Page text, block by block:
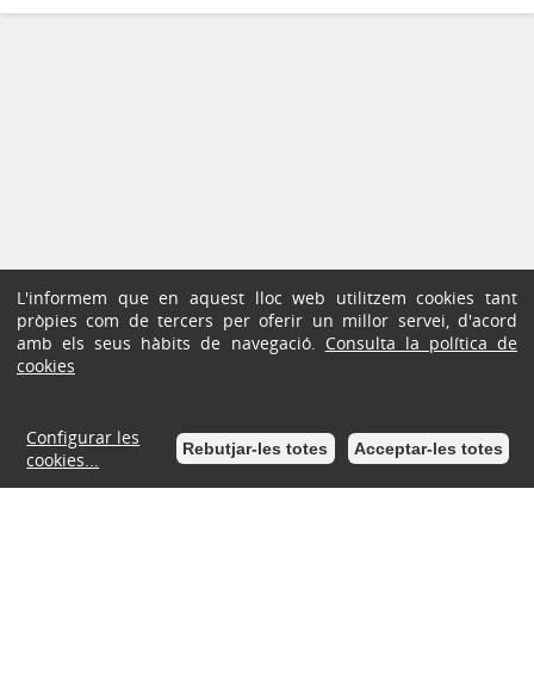
Seu Electrònica
L'informem que en aquest lloc web utilitzem cookies tant
pròpies com de tercers per oferir un millor servei, d'acord
amb els seus hàbits de navegació. Consulta la política de
cookies
Configurar les
cookies...
Rebutjar-les totes Acceptar-les totes